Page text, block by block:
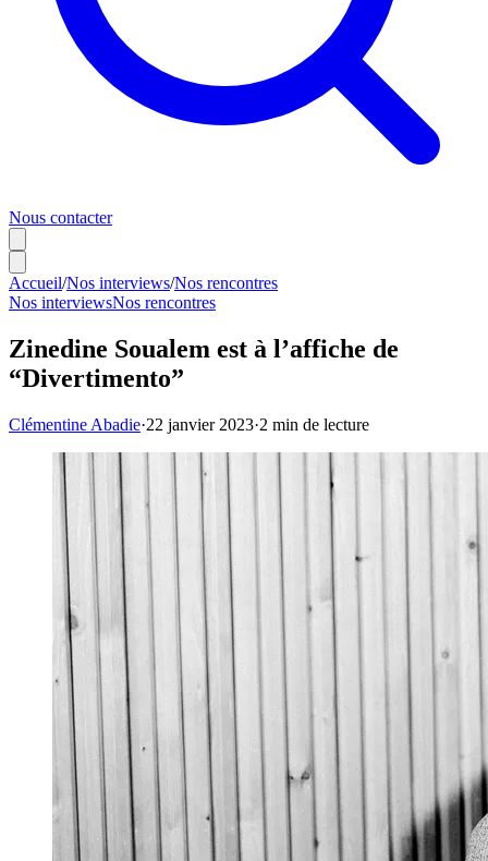
Nous contacter
Accueil/Nos interviews/Nos rencontres
Nos interviewsNos rencontres
Zinedine Soualem est à l’affiche de
“Divertimento”
Clémentine Abadie·22 janvier 2023·2 min de lecture